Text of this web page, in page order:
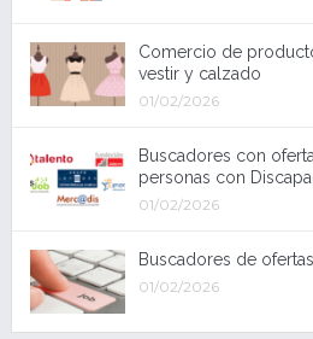
Comercio de
vestir y calzado
01/02/2026
Buscadores con
personas con
01/02/2026
Buscadores de
01/02/2026